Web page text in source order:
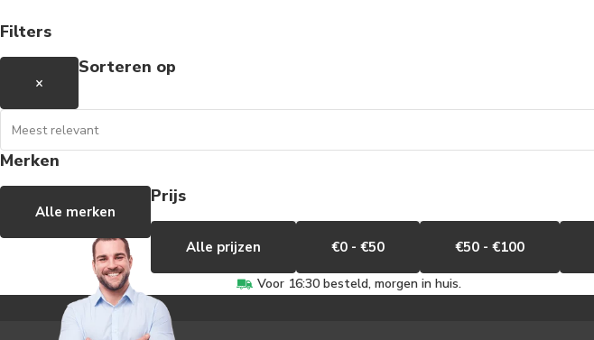
Filters
×
Sorteren op
Merken
Alle merken
Prijs
Alle prijzen €0 - €50 €50 - €100
Voor 16:30 besteld, morgen in huis.